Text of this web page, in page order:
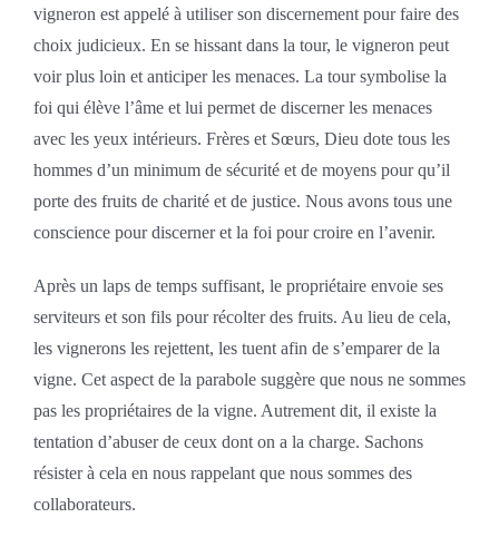
vigneron est appelé à utiliser son discernement pour faire des
choix judicieux. En se hissant dans la tour, le vigneron peut
voir plus loin et anticiper les menaces. La tour symbolise la
foi qui élève l’âme et lui permet de discerner les menaces
avec les yeux intérieurs. Frères et Sœurs, Dieu dote tous les
hommes d’un minimum de sécurité et de moyens pour qu’il
porte des fruits de charité et de justice. Nous avons tous une
conscience pour discerner et la foi pour croire en l’avenir.
Après un laps de temps suffisant, le propriétaire envoie ses
serviteurs et son fils pour récolter des fruits. Au lieu de cela,
les vignerons les rejettent, les tuent afin de s’emparer de la
vigne. Cet aspect de la parabole suggère que nous ne sommes
pas les propriétaires de la vigne. Autrement dit, il existe la
tentation d’abuser de ceux dont on a la charge. Sachons
résister à cela en nous rappelant que nous sommes des
collaborateurs.